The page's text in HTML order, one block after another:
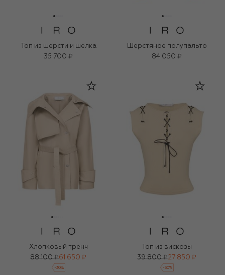
Топ из шерсти и шелка
35 700 ₽
Шерстяное полупальто
84 050 ₽
Хлопковый тренч
88 100 ₽61 650 ₽
-30%
Топ из вискозы
39 800 ₽27 850 ₽
-30%